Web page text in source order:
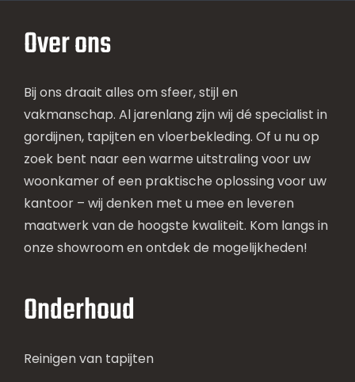
Over ons
Bij ons draait alles om sfeer, stijl en
vakmanschap. Al jarenlang zijn wij dé specialist in
gordijnen, tapijten en vloerbekleding. Of u nu op
zoek bent naar een warme uitstraling voor uw
woonkamer of een praktische oplossing voor uw
kantoor – wij denken met u mee en leveren
maatwerk van de hoogste kwaliteit. Kom langs in
onze showroom en ontdek de mogelijkheden!
Onderhoud
Reinigen van tapijten